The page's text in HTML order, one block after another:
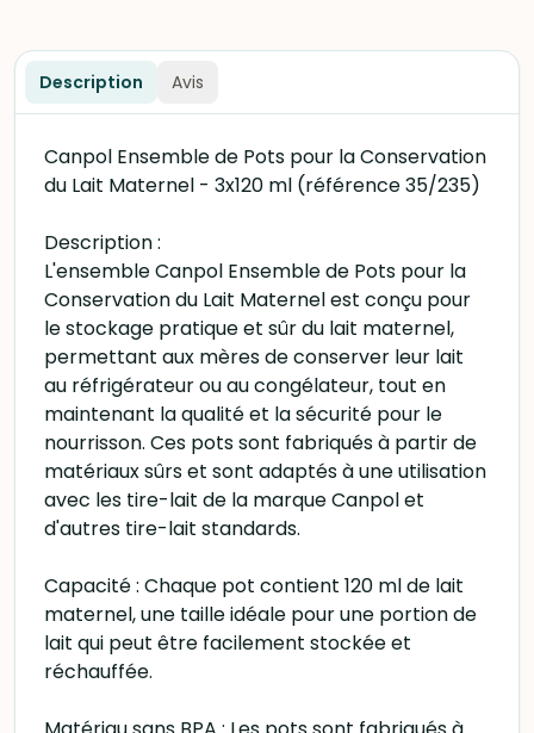
Description Avis
Canpol Ensemble de Pots pour la Conservation
du Lait Maternel - 3x120 ml (référence 35/235)
Description :
L'ensemble Canpol Ensemble de Pots pour la
Conservation du Lait Maternel est conçu pour
le stockage pratique et sûr du lait maternel,
permettant aux mères de conserver leur lait
au réfrigérateur ou au congélateur, tout en
maintenant la qualité et la sécurité pour le
nourrisson. Ces pots sont fabriqués à partir de
matériaux sûrs et sont adaptés à une utilisation
avec les tire-lait de la marque Canpol et
d'autres tire-lait standards.
Capacité : Chaque pot contient 120 ml de lait
maternel, une taille idéale pour une portion de
lait qui peut être facilement stockée et
réchauffée.